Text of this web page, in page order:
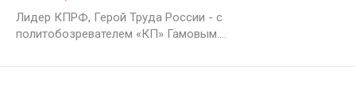
правда»
Лидер КПРФ, Герой Труда России - с
политобозревателем «КП» Гамовым....